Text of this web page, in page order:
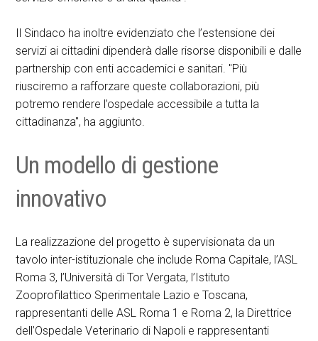
Il Sindaco ha inoltre evidenziato che l’estensione dei
servizi ai cittadini dipenderà dalle risorse disponibili e dalle
partnership con enti accademici e sanitari. "Più
riusciremo a rafforzare queste collaborazioni, più
potremo rendere l’ospedale accessibile a tutta la
cittadinanza", ha aggiunto.
Un modello di gestione
innovativo
La realizzazione del progetto è supervisionata da un
tavolo inter-istituzionale che include Roma Capitale, l’ASL
Roma 3, l’Università di Tor Vergata, l’Istituto
Zooprofilattico Sperimentale Lazio e Toscana,
rappresentanti delle ASL Roma 1 e Roma 2, la Direttrice
dell’Ospedale Veterinario di Napoli e rappresentanti